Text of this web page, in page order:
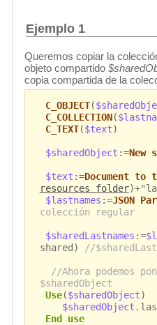
Ejemplo 1
Queremos copiar la
objeto compartido
copia compartida de la
C_OBJECT(
C_COLLECTION(
C_TEXT($text)
$sharedObject :=New
$text :=Document to
resources folder
$lastnames :=JSON
colección regular
$sharedLastnames :=
shared)
//
//Ahora podemos
$sharedObject
Use($sharedObject)
$sharedObject
End use